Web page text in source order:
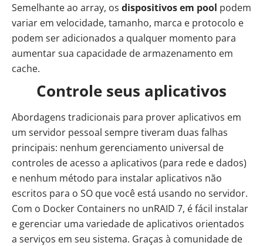
Semelhante ao array, os dispositivos em pool podem
variar em velocidade, tamanho, marca e protocolo e
podem ser adicionados a qualquer momento para
aumentar sua capacidade de armazenamento em
cache.
Controle seus aplicativos
Abordagens tradicionais para prover aplicativos em
um servidor pessoal sempre tiveram duas falhas
principais: nenhum gerenciamento universal de
controles de acesso a aplicativos (para rede e dados)
e nenhum método para instalar aplicativos não
escritos para o SO que você está usando no servidor.
Com o Docker Containers no unRAID 7, é fácil instalar
e gerenciar uma variedade de aplicativos orientados
a serviços em seu sistema. Graças à comunidade de